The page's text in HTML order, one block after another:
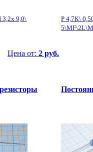
3,2x 9,0\
Цена от: 2 руб.
Р 4,7К\